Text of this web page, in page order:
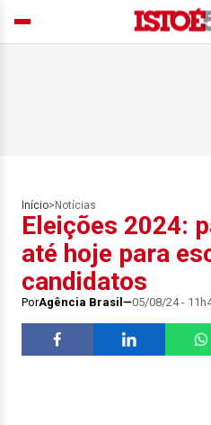
Início> Notícias
Eleições 2024:
até hoje para
candidatos
PorAgência Brasil 05/08/24 -